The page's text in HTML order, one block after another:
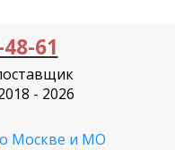
61
- 2026
Москве и МО